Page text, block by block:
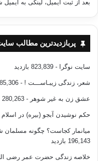
بعد از ثبت ایمیل، لینکی به ایمیل
پربازدیدترین مطالب
سایت نوگرا - 823,839 بازدید
شعر، زندگی زیبـاســـت ! - 485,306 بازدید
عشق زن به غیر شوهر - 280,263 بازدید
حکم نوشیدن آبجو (بیره) در
میانمار کجاست؟ چگونه مسلمان
196,143 بازدید
خلاصه زندگی حضرت عمر رضی